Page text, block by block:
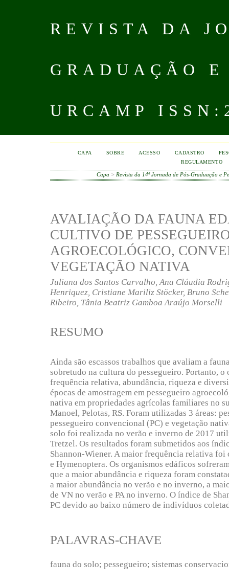
REVISTA DA
GRADUAÇÃO
URCAMP
CAPA SOBRE ACESSO CADASTRO
REGULAMENTO
Capa > Revista da 14ª Jornada de Pós-Graduação e
AVALIAÇÃO DA FAUNA
CULTIVO DE
AGROECOLÓGICO,
VEGETAÇÃO NATIVA
Juliana dos Santos Carvalho, Ana Cláudia
Henriquez, Cristiane Mariliz Stöcker, Bruno
Ribeiro, Tânia Beatriz Gamboa Araújo Morselli
RESUMO
Ainda são escassos trabalhos que avaliam a
sobretudo na cultura do pessegueiro. Portanto,
frequência relativa, abundância, riqueza e
épocas de amostragem em pessegueiro
nativa em propriedades agrícolas familiares no
Manoel, Pelotas, RS. Foram utilizadas 3 áreas:
pessegueiro convencional (PC) e vegetação
solo foi realizada no verão e inverno de 2017
Tretzel. Os resultados foram submetidos aos
Shannon-Wiener. A maior frequência relativa foi
e Hymenoptera. Os organismos edáficos
que a maior abundância e riqueza foram
a maior abundância no verão e no inverno, a
de VN no verão e PA no inverno. O índice de
PC devido ao baixo número de indivíduos
PALAVRAS-CHAVE
fauna do solo; pessegueiro; sistemas